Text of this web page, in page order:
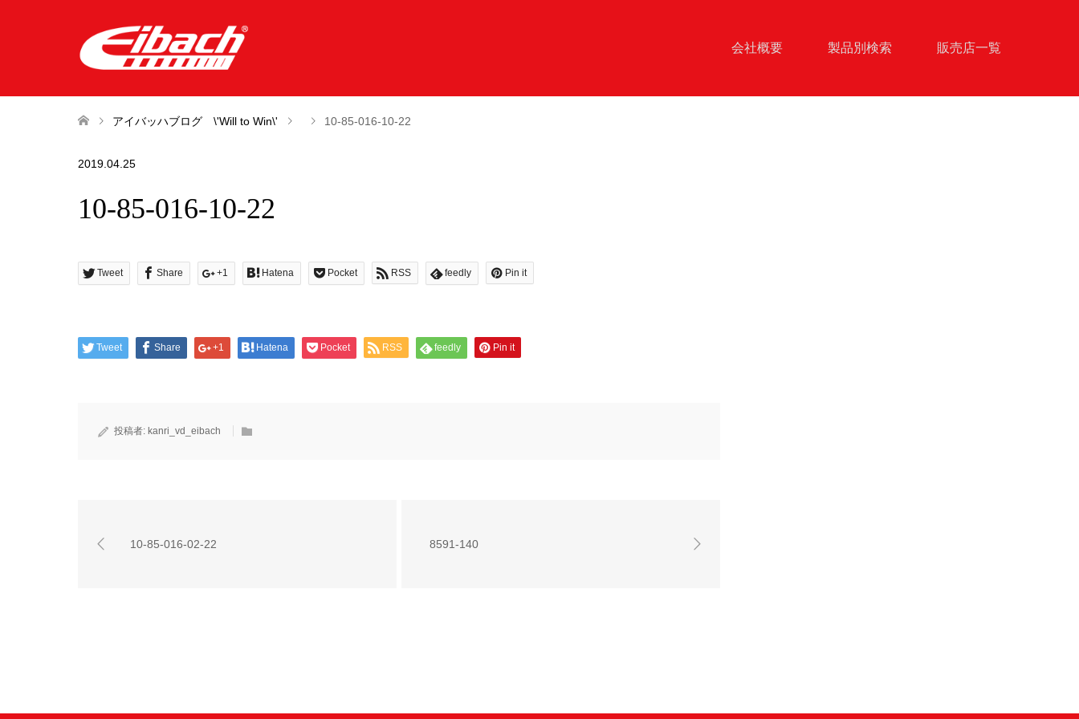
会社概要 製品別検索 販売店一覧
アイバッハブログ \'Will to Win\' 10-85-016-10-22
2019.04.25
10-85-016-10-22
Tweet Share +1 Hatena Pocket RSS feedly Pin it
Tweet Share +1 Hatena Pocket RSS feedly Pin it
投稿者: kanri_vd_eibach
10-85-016-02-22 8591-140